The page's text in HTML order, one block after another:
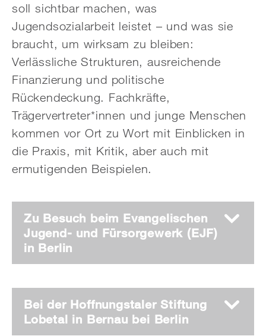
soll sichtbar machen, was
Jugendsozialarbeit leistet – und was sie
braucht, um wirksam zu bleiben:
Verlässliche Strukturen, ausreichende
Finanzierung und politische
Rückendeckung. Fachkräfte,
Trägervertreter*innen und junge Menschen
kommen vor Ort zu Wort mit Einblicken in
die Praxis, mit Kritik, aber auch mit
ermutigenden Beispielen.
Zu Besuch beim Evangelischen
Jugend- und Fürsorgewerk (EJF)
in Berlin
Bei der Hoffnungstaler Stiftung
Lobetal in Bernau bei Berlin